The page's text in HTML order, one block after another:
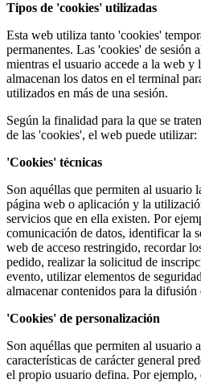
Tipos de 'cookies' utilizadas
Esta web utiliza tanto 'cookies'
permanentes. Las 'cookies' de sesión
mientras el usuario accede a la web y
almacenan los datos en el terminal
utilizados en más de una sesión.
Según la finalidad para la que se
de las 'cookies', el web puede utilizar:
'Cookies' técnicas
Son aquéllas que permiten al usuario
página web o aplicación y la
servicios que en ella existen. Por
comunicación de datos, identificar la
web de acceso restringido, recordar
pedido, realizar la solicitud de
evento, utilizar elementos de
almacenar contenidos para la
'Cookies' de personalización
Son aquéllas que permiten al usuario
características de carácter general
el propio usuario defina. Por